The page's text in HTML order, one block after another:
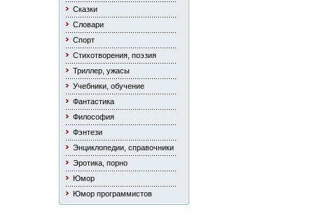
Сказки
Словари
Спорт
Стихотворения, поэзия
Триллер, ужасы
Учебники, обучение
Фантастика
Философия
Фэнтези
Энциклопедии, справочники
Эротика, порно
Юмор
Юмор программистов